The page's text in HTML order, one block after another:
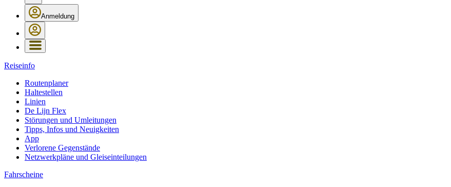
Anmeldung
Reiseinfo
Routenplaner
Haltestellen
Linien
De Lijn Flex
Störungen und Umleitungen
Tipps, Infos und Neuigkeiten
App
Verlorene Gegenstände
Netzwerkpläne und Gleiseinteilungen
Fahrscheine